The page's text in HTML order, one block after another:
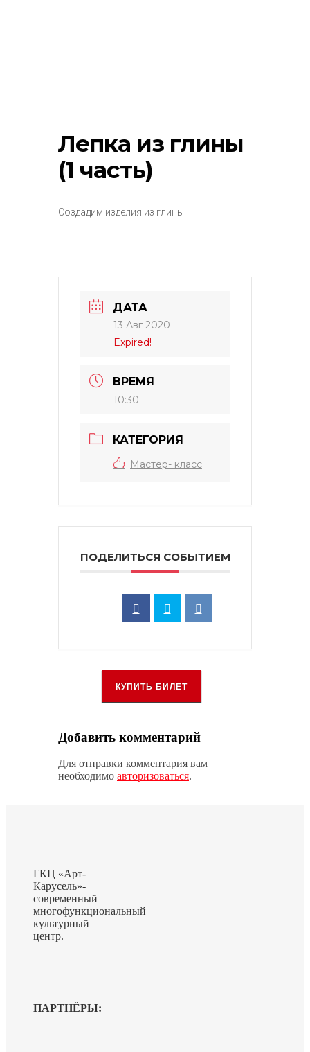
Лепка из глины
(1 часть)
Создадим изделия из глины
ДАТА
13 Авг 2020
Expired!
ВРЕМЯ
10:30
КАТЕГОРИЯ
Мастер- класс
ПОДЕЛИТЬСЯ СОБЫТИЕМ
КУПИТЬ БИЛЕТ
Добавить комментарий
Для отправки комментария вам
необходимо авторизоваться.
ГКЦ «Арт-
Карусель»-
современный
многофункциональный
культурный
центр.
ПАРТНЁРЫ: